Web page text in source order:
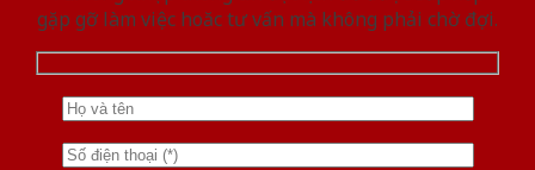
gặp gỡ làm việc hoăc tư vấn mà không phải chờ đợi.